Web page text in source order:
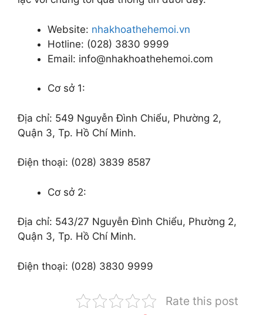
Website: nhakhoathehemoi.vn
Hotline: (028) 3830 9999
Email: info@nhakhoathehemoi.com
Cơ sở 1:
Địa chỉ: 549 Nguyễn Đình Chiểu, Phường 2,
Quận 3, Tp. Hồ Chí Minh.
Điện thoại: (028) 3839 8587
Cơ sở 2:
Địa chỉ: 543/27 Nguyễn Đình Chiểu, Phường 2,
Quận 3, Tp. Hồ Chí Minh.
Điện thoại: (028) 3830 9999
Rate this post